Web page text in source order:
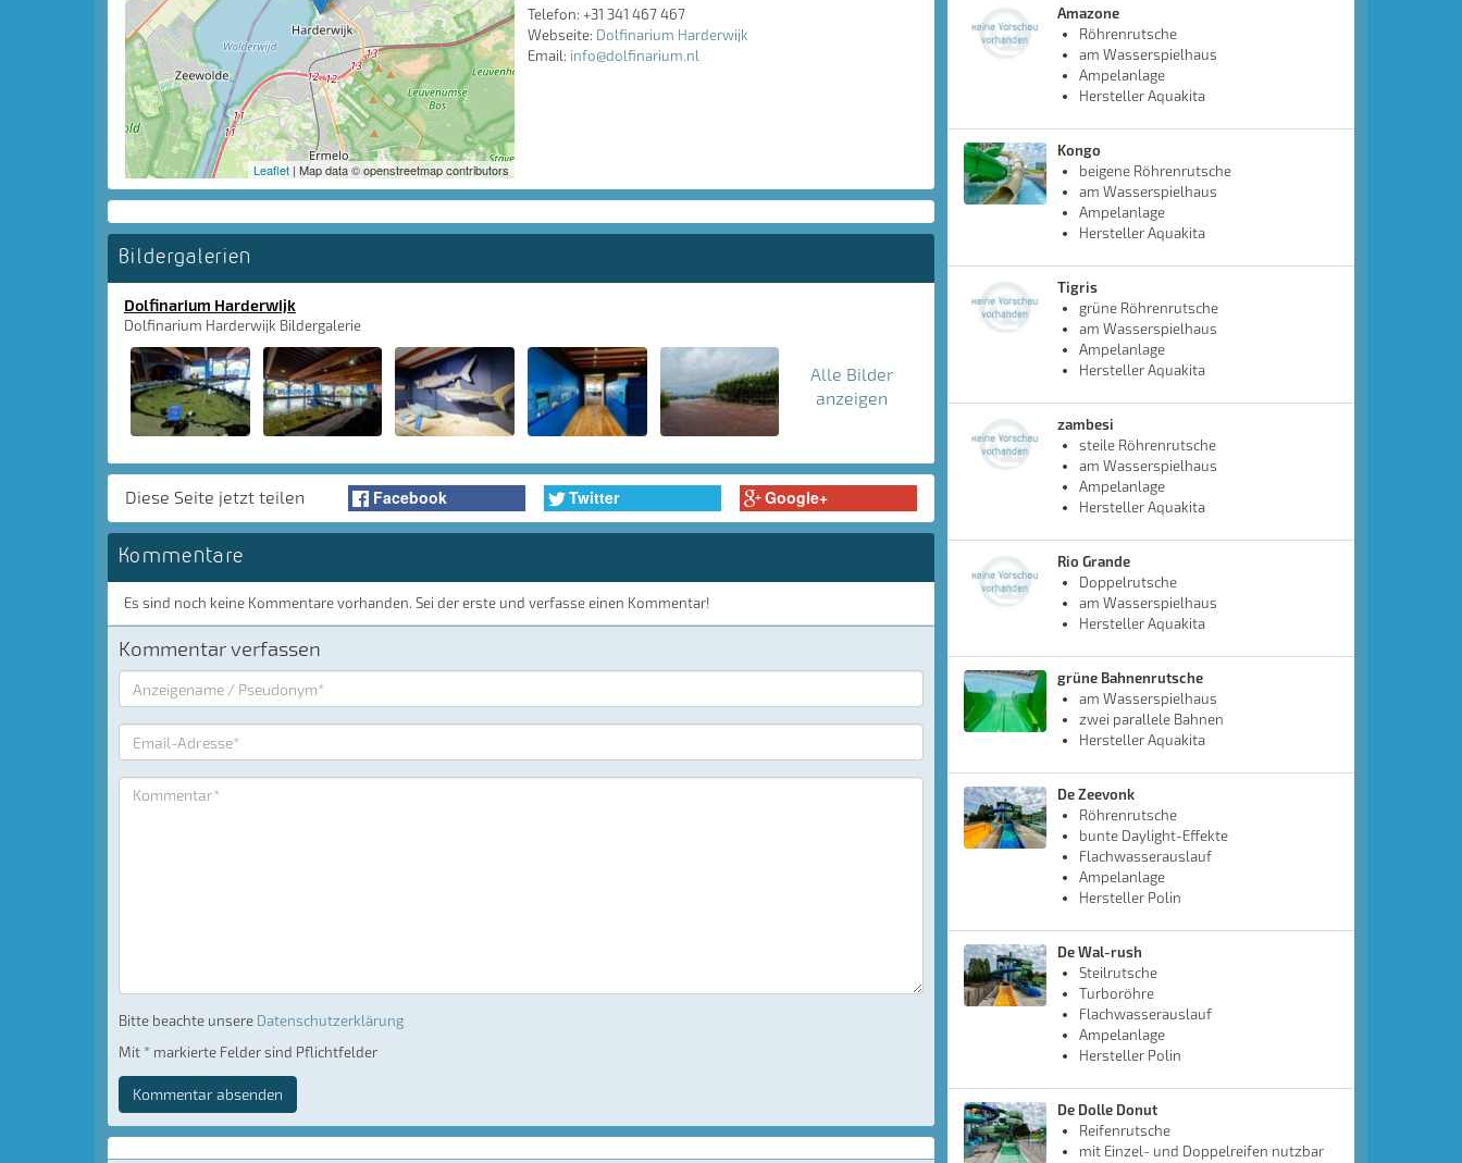
Leaflet | Map data © openstreetmap contributors
Telefon: +31 341 467 467
Webseite: Dolfinarium Harderwijk
Email: info@dolfinarium.nl
Bildergalerien
Dolfinarium Harderwijk
Dolfinarium Harderwijk Bildergalerie
Alle Bilder
anzeigen
Diese Seite jetzt teilen Facebook Twitter Google+
Kommentare
Es sind noch keine Kommentare vorhanden. Sei der erste und verfasse einen Kommentar!
Kommentar verfassen
Bitte beachte unsere Datenschutzerklärung
Mit * markierte Felder sind Pflichtfelder
Kommentar absenden
Amazone
Röhrenrutsche
am Wasserspielhaus
Ampelanlage
Hersteller Aquakita
Kongo
beigene Röhrenrutsche
am Wasserspielhaus
Ampelanlage
Hersteller Aquakita
Tigris
grüne Röhrenrutsche
am Wasserspielhaus
Ampelanlage
Hersteller Aquakita
zambesi
steile Röhrenrutsche
am Wasserspielhaus
Ampelanlage
Hersteller Aquakita
Rio Grande
Doppelrutsche
am Wasserspielhaus
Hersteller Aquakita
grüne Bahnenrutsche
am Wasserspielhaus
zwei parallele Bahnen
Hersteller Aquakita
De Zeevonk
Röhrenrutsche
bunte Daylight-Effekte
Flachwasserauslauf
Ampelanlage
Hersteller Polin
De Wal-rush
Steilrutsche
Turboröhre
Flachwasserauslauf
Ampelanlage
Hersteller Polin
De Dolle Donut
Reifenrutsche
mit Einzel- und Doppelreifen nutzbar